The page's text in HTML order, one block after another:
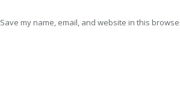
Save my name, email, and website in this